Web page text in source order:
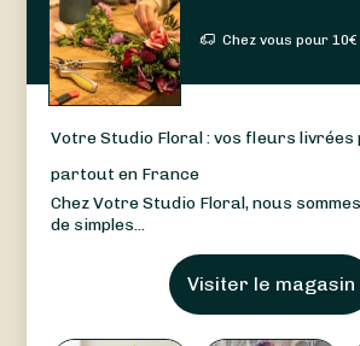
Chez vous pour10€
Votre Studio Floral : vos fleurs
partout en France
Chez Votre Studio Floral, nous
de simples...
Visiter le magasin